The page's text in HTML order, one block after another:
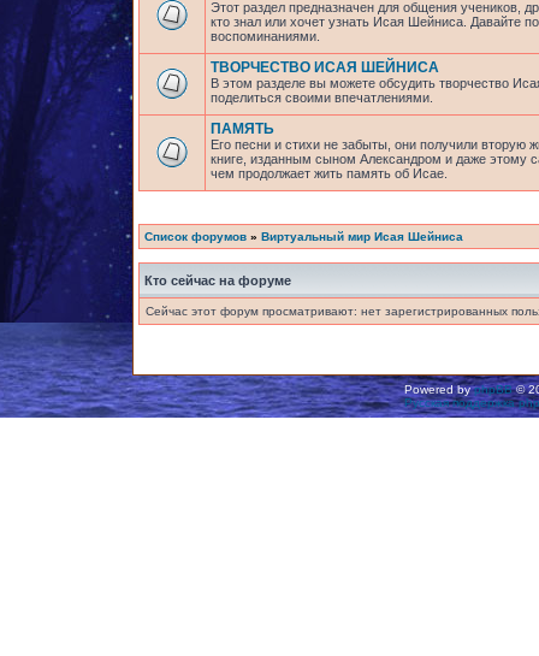
Этот раздел предназначен для общения учеников,
кто знал или хочет узнать Исая Шейниса. Давайте
воспоминаниями.
ТВОРЧЕСТВО ИСАЯ ШЕЙНИСА
В этом разделе вы можете обсудить творчество
поделиться своими впечатлениями.
ПАМЯТЬ
Его песни и стихи не забыты, они получили вторую
книге, изданным сыном Александром и даже этому
чем продолжает жить память об Исае.
Список форумов » Виртуальный мир Исая Шейниса
Кто сейчас на форуме
Сейчас этот форум просматривают: нет зарегистрированных
Powered byphpBB©
Русская поддержка